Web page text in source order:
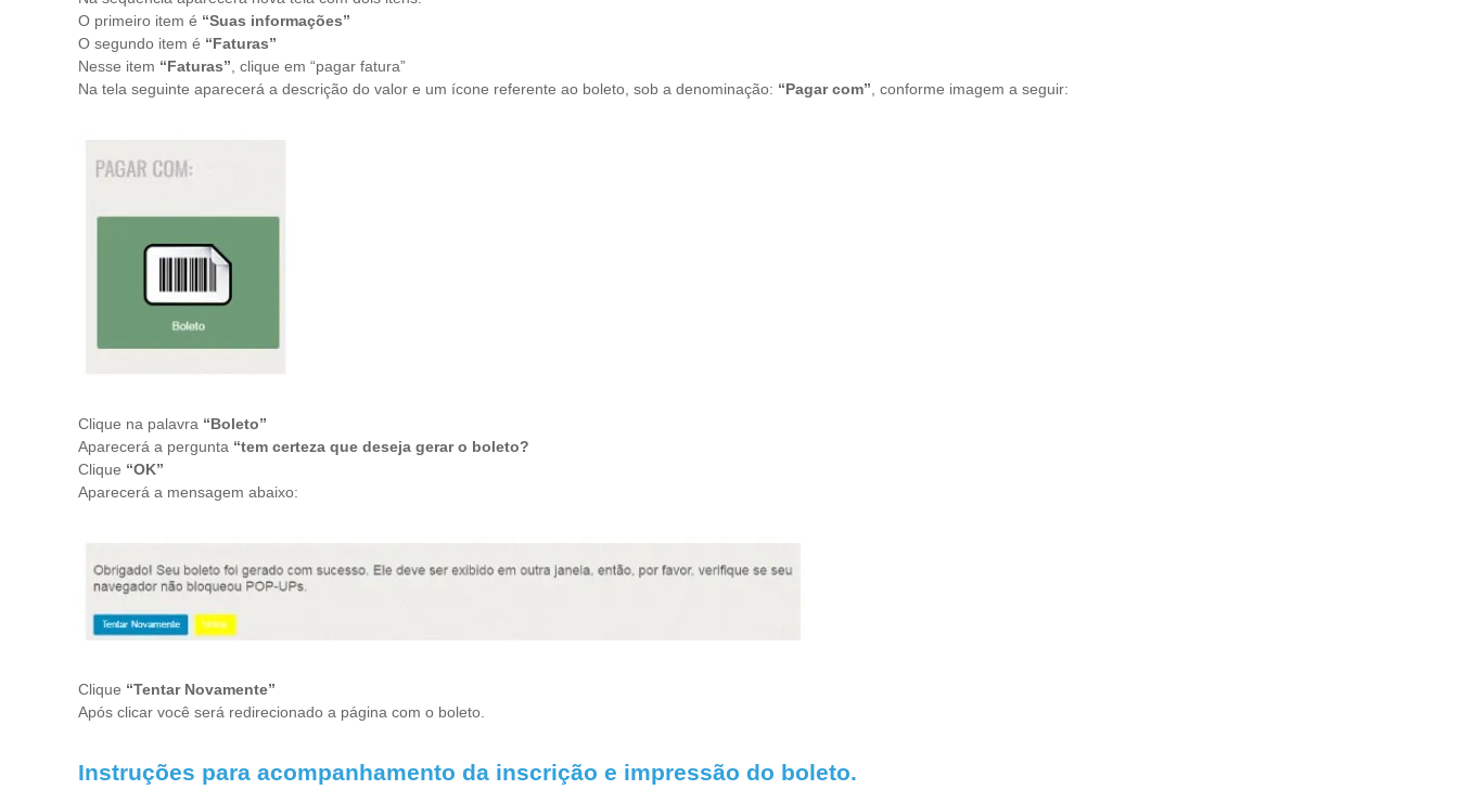
O primeiro item é “Suas informações”
O segundo item é “Faturas”
Nesse item “Faturas” , clique em “pagar fatura”
Na tela seguinte aparecerá a descrição do valor e um ícone referente ao boleto, sob a denominação: “Pagar com” , conforme imagem a seguir:
Clique na palavra “Boleto”
Aparecerá a pergunta “tem certeza que deseja gerar o boleto?
Clique “OK”
Aparecerá a mensagem abaixo:
Clique “Tentar Novamente”
Após clicar você será redirecionado a página com o boleto.
Instruções para acompanhamento da inscrição e impressão do boleto.